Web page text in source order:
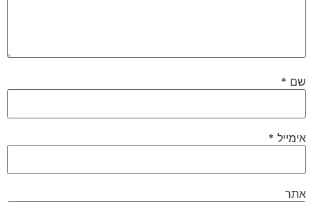
שם *
אימייל *
אתר